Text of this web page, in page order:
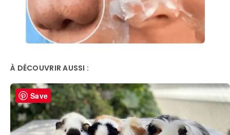
À DÉCOUVRIR AUSSI :
Save